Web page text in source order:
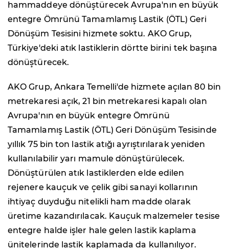
hammaddeye dönüştürecek Avrupa'nın en büyük
entegre Ömrünü Tamamlamış Lastik (ÖTL) Geri
Dönüşüm Tesisini hizmete soktu. AKO Grup,
Türkiye'deki atık lastiklerin dörtte birini tek başına
dönüştürecek.
AKO Grup, Ankara Temelli'de hizmete açılan 80 bin
metrekaresi açık, 21 bin metrekaresi kapalı olan
Avrupa'nın en büyük entegre Ömrünü
Tamamlamış Lastik (ÖTL) Geri Dönüşüm Tesisinde
yıllık 75 bin ton lastik atığı ayrıştırılarak yeniden
kullanılabilir yarı mamule dönüştürülecek.
Dönüştürülen atık lastiklerden elde edilen
rejenere kauçuk ve çelik gibi sanayi kollarının
ihtiyaç duyduğu nitelikli ham madde olarak
üretime kazandırılacak. Kauçuk malzemeler tesise
entegre halde işler hale gelen lastik kaplama
ünitelerinde lastik kaplamada da kullanılıyor.